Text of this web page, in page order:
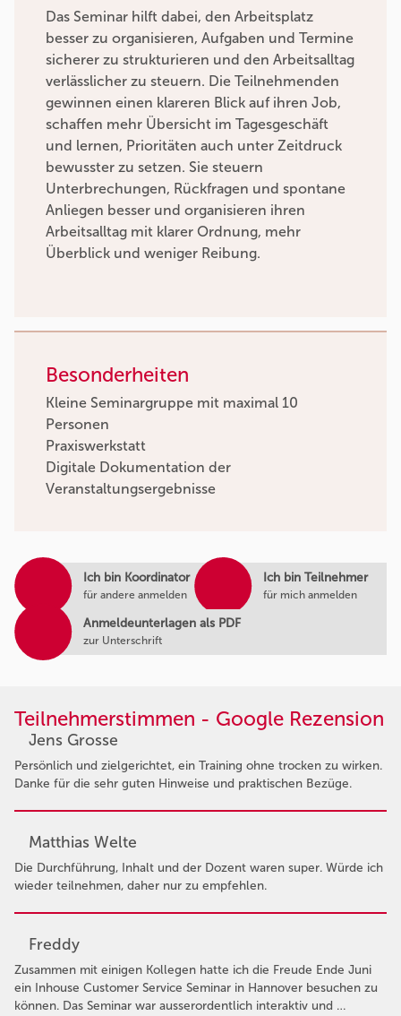
Ich bin Koordinator
für andere anmelden
Ich bin Teilnehmer
für mich anmelden
Anmeldeunterlagen als PDF
zur Unterschrift
Das Seminar hilft dabei, den Arbeitsplatz
besser zu organisieren, Aufgaben und Termine
sicherer zu strukturieren und den Arbeitsalltag
verlässlicher zu steuern. Die Teilnehmenden
gewinnen einen klareren Blick auf ihren Job,
schaffen mehr Übersicht im Tagesgeschäft
und lernen, Prioritäten auch unter Zeitdruck
bewusster zu setzen. Sie steuern
Unterbrechungen, Rückfragen und spontane
Anliegen besser und organisieren ihren
Arbeitsalltag mit klarer Ordnung, mehr
Überblick und weniger Reibung.
Besonderheiten
Kleine Seminargruppe mit maximal 10
Personen
Praxiswerkstatt
Digitale Dokumentation der
Veranstaltungsergebnisse
Teilnehmerstimmen - Google Rezension
Jens Grosse
Persönlich und zielgerichtet, ein Training ohne trocken zu wirken.
Danke für die sehr guten Hinweise und praktischen Bezüge.
Matthias Welte
Die Durchführung, Inhalt und der Dozent waren super. Würde ich
wieder teilnehmen, daher nur zu empfehlen.
Freddy
Zusammen mit einigen Kollegen hatte ich die Freude Ende Juni
ein Inhouse Customer Service Seminar in Hannover besuchen zu
können. Das Seminar war ausserordentlich interaktiv und …